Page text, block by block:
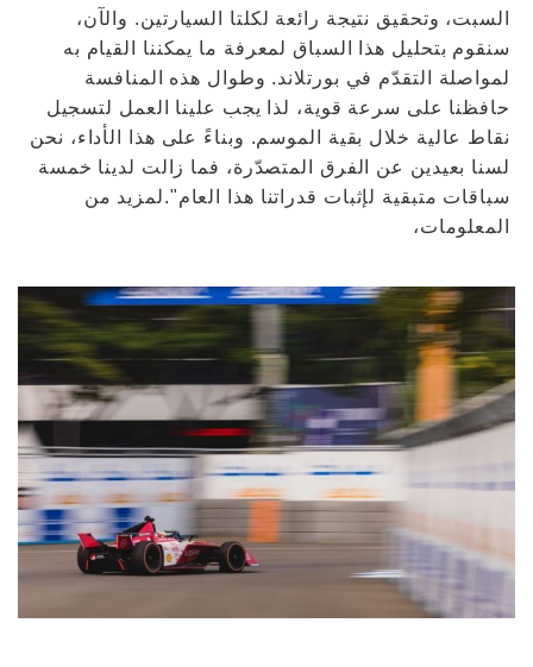
السبت، وتحقيق نتيجة رائعة لكلتا السيارتين. والآن،
سنقوم بتحليل هذا السباق لمعرفة ما يمكننا القيام به
لمواصلة التقدّم في بورتلاند. وطوال هذه المنافسة
حافظنا على سرعة قوية، لذا يجب علينا العمل لتسجيل
نقاط عالية خلال بقية الموسم. وبناءً على هذا الأداء، نحن
لسنا بعيدين عن الفرق المتصدّرة، فما زالت لدينا خمسة
سباقات متبقية لإثبات قدراتنا هذا العام".لمزيد من
المعلومات،